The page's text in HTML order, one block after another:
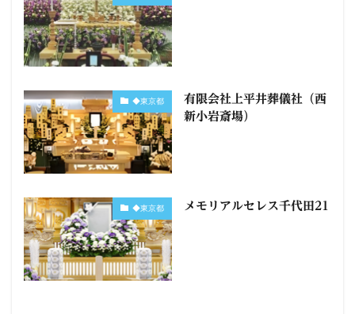
◆東京都
有限会社上平井葬儀社（西
新小岩斎場）
◆東京都 メモリアルセレス千代田21